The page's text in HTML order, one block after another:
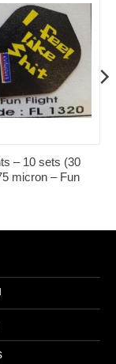
– 10 sets (30
micron – Fun